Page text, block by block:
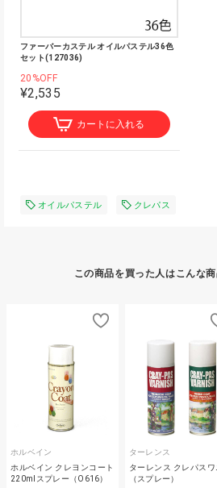
ファーバーカステル オイルパステル36色
セット(127036)
20%OFF
¥2,535
カートに入れる
オイルパステル クレパス
この商品を買った人はこんな
ホルベイン
ホルベイン クレヨンコート
220mlスプレー（O616）
ターレンス
ターレンス クレパスワ
（スプレー）